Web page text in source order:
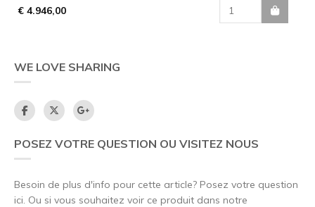
€ 4.946,00
WE LOVE SHARING
POSEZ VOTRE QUESTION OU VISITEZ NOUS
Besoin de plus d'info pour cette article? Posez votre question
ici. Ou si vous souhaitez voir ce produit dans notre